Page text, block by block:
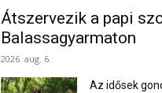
Átszervezik a papi
Balassagyarmaton
2026. aug. 6.
Az idősek